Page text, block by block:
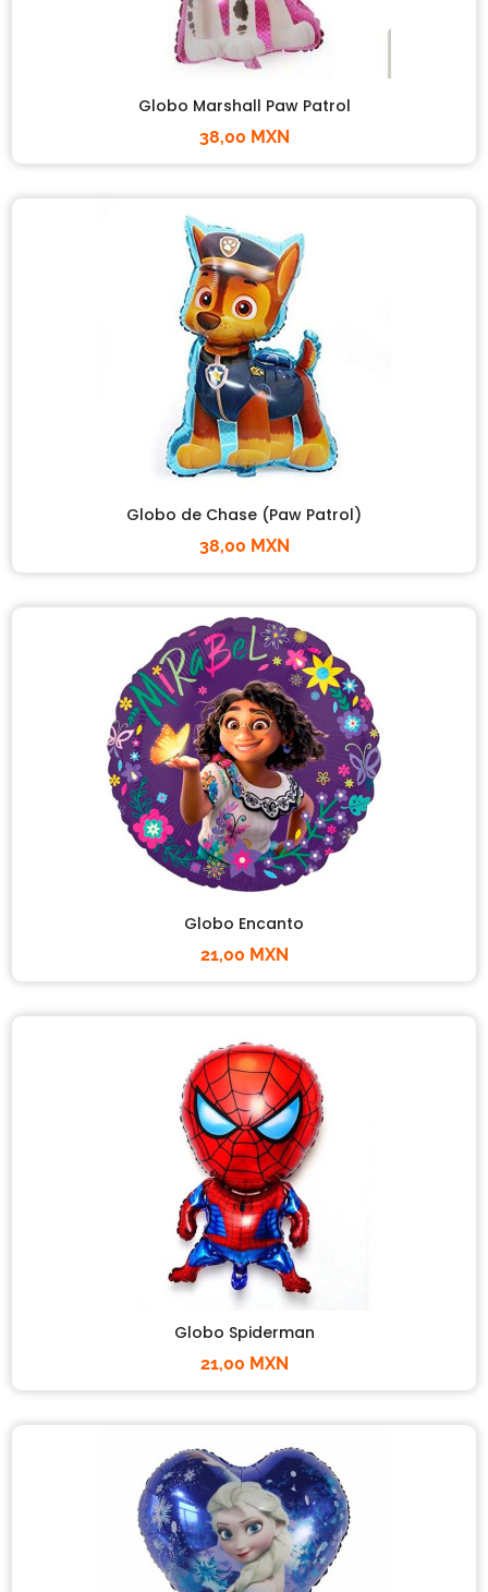
Globo Marshall Paw Patrol
38,00 MXN
Globo de Chase (Paw Patrol)
38,00 MXN
Globo Encanto
21,00 MXN
Globo Spiderman
21,00 MXN